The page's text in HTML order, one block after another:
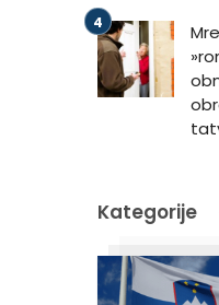
Kategorije